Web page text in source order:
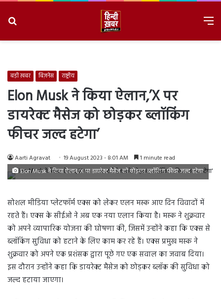
बड़ी ख़बर बिज़नेस राष्ट्रीय
Elon Musk ने किया ऐलान,’X पर
डायरेक्ट मैसेज को छोड़कर ब्लॉकिंग
फीचर जल्द हटेगा’
Aarti Agravat 19 August 2023 - 8:01 AM 1 minute read
Elon Musk ने किया ऐलान,'X पर डायरेक्ट मैसेज को छोड़कर ब्लॉकिंग फीचर जल्द हटेगा'
सोशल मीडिया प्लेटफॉर्म एक्स को लेकर एलन मस्क आए दिन विवादों में
रहते हैं। एक्स के सीईओ ने अब एक नया एलान किया है। मस्क ने शुक्रवार
को अपने व्यापारिक योजना की घोषणा की, जिसमें उन्होंने कहा कि एक्स से
ब्लॉकिंग सुविधा को हटाने के लिए काम कर रहे हैं। एक्स प्रमुख मस्क ने
शुक्रवार को अपने एक प्रशंसक द्वारा पूछे गए एक सवाल का जवाब दिया।
इस दौरान उन्होंने कहा कि डायरेक्ट मैसेज को छोड़कर ब्लॉक की सुविधा को
जल्द हटाया जाएगा।